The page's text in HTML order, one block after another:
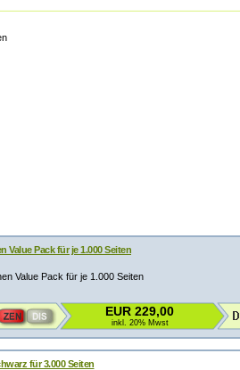
Value Pack für je 1.000 Seiten
Value Pack für je 1.000 Seiten
EUR 229,00
inkl. 20% Mwst
für 3.000 Seiten